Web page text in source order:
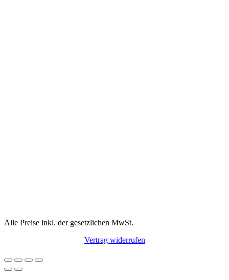
Alle Preise inkl. der gesetzlichen MwSt.
Vertrag widerrufen